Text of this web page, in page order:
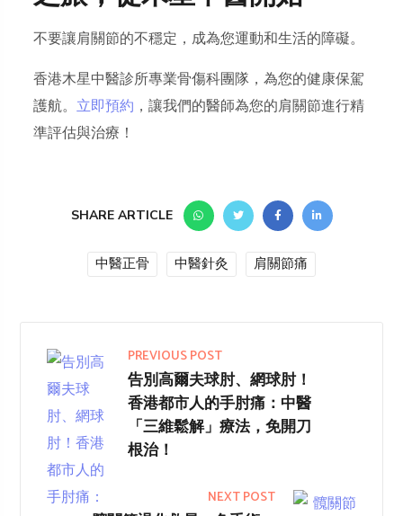
不要讓肩關節的不穩定，成為您運動和生活的障礙。
香港木星中醫診所專業骨傷科團隊，為您的健康保駕
護航。立即預約 ，讓我們的醫師為您的肩關節進行精
準評估與治療！
SHARE ARTICLE
中醫正骨 中醫針灸 肩關節痛
PREVIOUS POST
告別高爾夫球肘、網球肘！
香港都市人的手肘痛：中醫
「三維鬆解」療法，免開刀
根治！
NEXT POST